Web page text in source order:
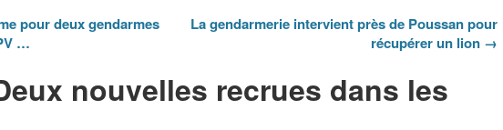
pour deux gendarmes
…
La gendarmerie intervient près de Poussan pour
récupérer un lion →
nouvelles recrues dans les